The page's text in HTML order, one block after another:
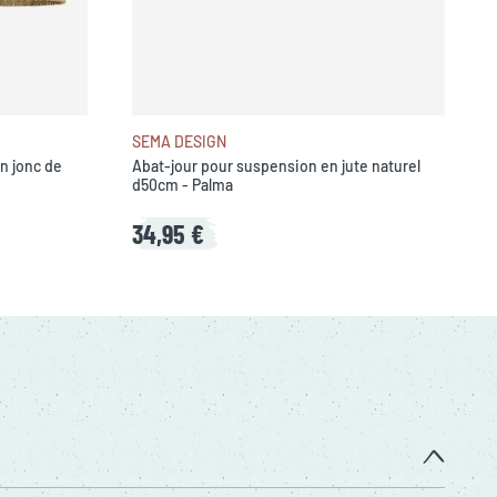
jonc de
SEMA DESIGN
Abat-jour pour suspension en jute naturel
d50cm - Palma
34,95 €